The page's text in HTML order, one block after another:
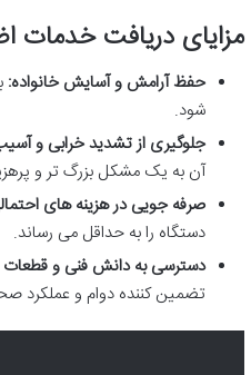
مزایای دریافت خدمات
حفظ آرامش و آسایش خانواده:
شود.
جلوگیری از تشدید خرابی و
آن به یک مشکل بزرگ تر و
صرفه جویی در هزینه های
دستگاه را به حداقل می رساند.
دسترسی به دانش فنی و قطعات
تضمین کننده دوام و عملکرد